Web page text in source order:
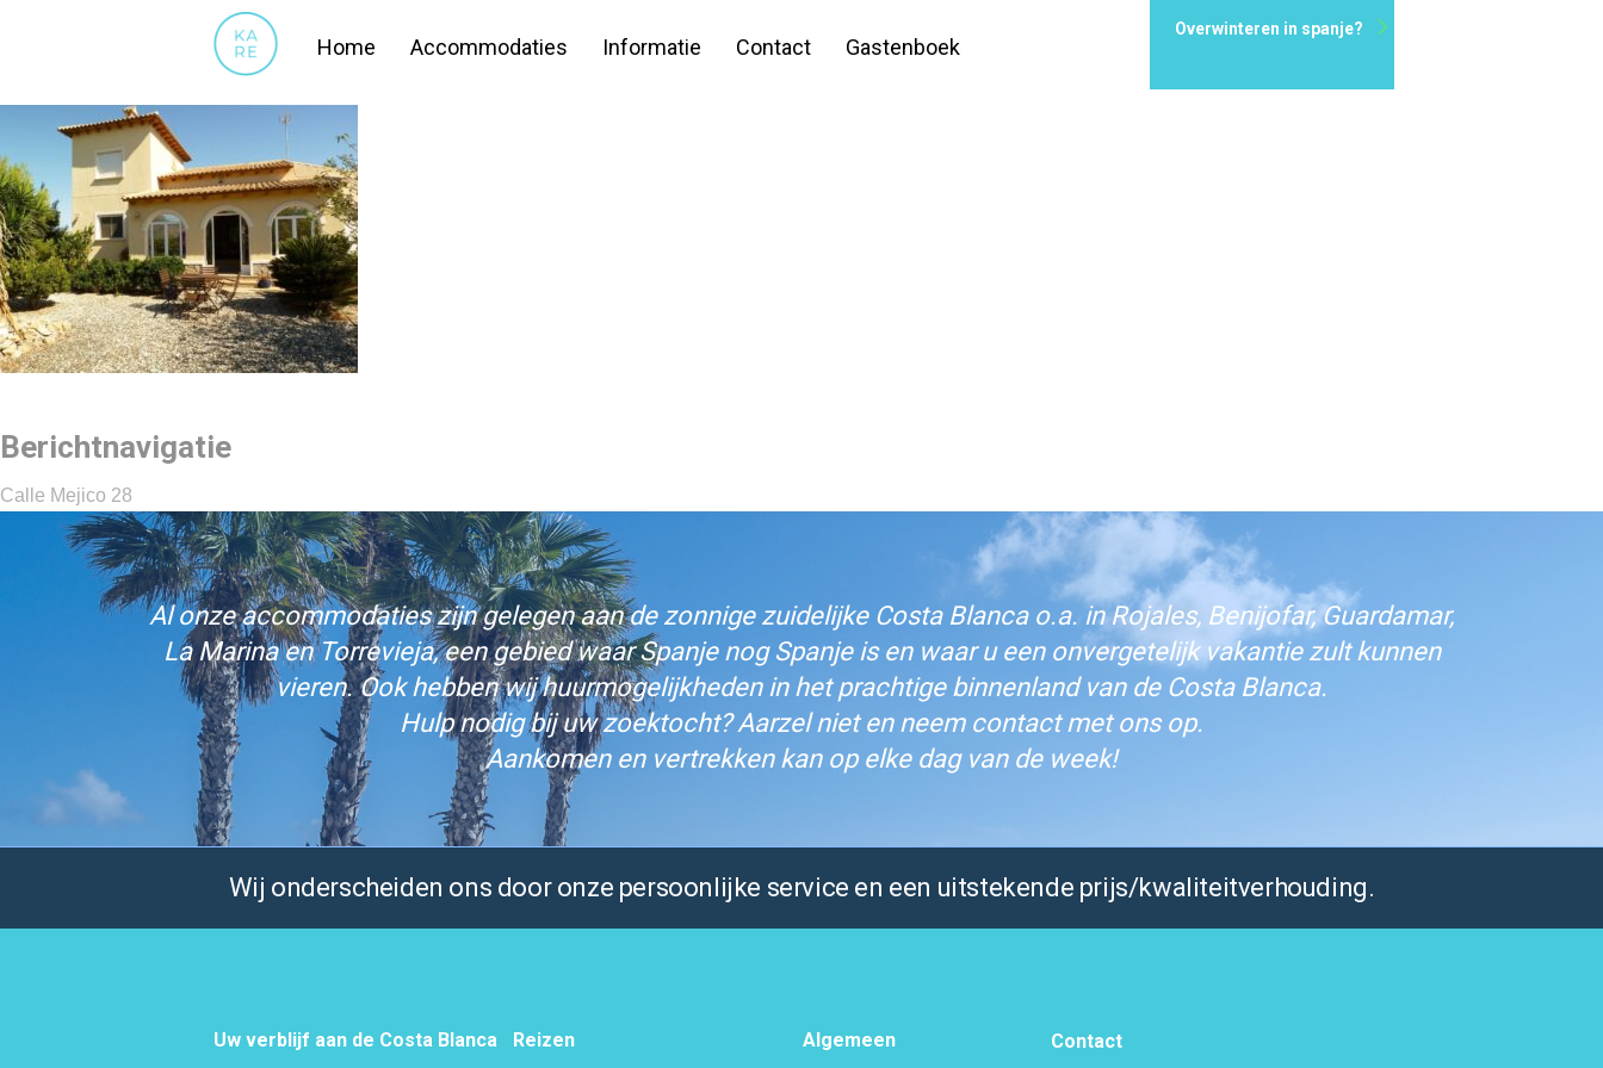
Home Accommodaties Informatie Contact Gastenboek
Overwinteren in spanje?
Berichtnavigatie
Calle Mejico 28
Al onze accommodaties zijn gelegen aan de zonnige zuidelijke Costa Blanca o.a. in Rojales, Benijofar, Guardamar,
La Marina en Torrevieja, een gebied waar Spanje nog Spanje is en waar u een onvergetelijk vakantie zult kunnen
vieren. Ook hebben wij huurmogelijkheden in het prachtige binnenland van de Costa Blanca.
Hulp nodig bij uw zoektocht? Aarzel niet en neem contact met ons op.
Aankomen en vertrekken kan op elke dag van de week!
Wij onderscheiden ons door onze persoonlijke service en een uitstekende prijs/kwaliteitverhouding.
Uw verblijf aan de Costa Blanca Reizen Algemeen Contact